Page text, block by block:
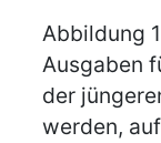
Abbildung
Ausgaben
der
werden,